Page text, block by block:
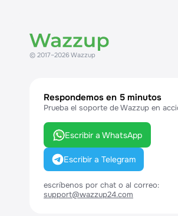
© 2017–2026 Wazzup
Respondemos en 5 minutos
Prueba el soporte de Wazzup en
Escribir a WhatsApp
Escribir a Telegram
escríbenos por chat o al correo:
support@wazzup24.com